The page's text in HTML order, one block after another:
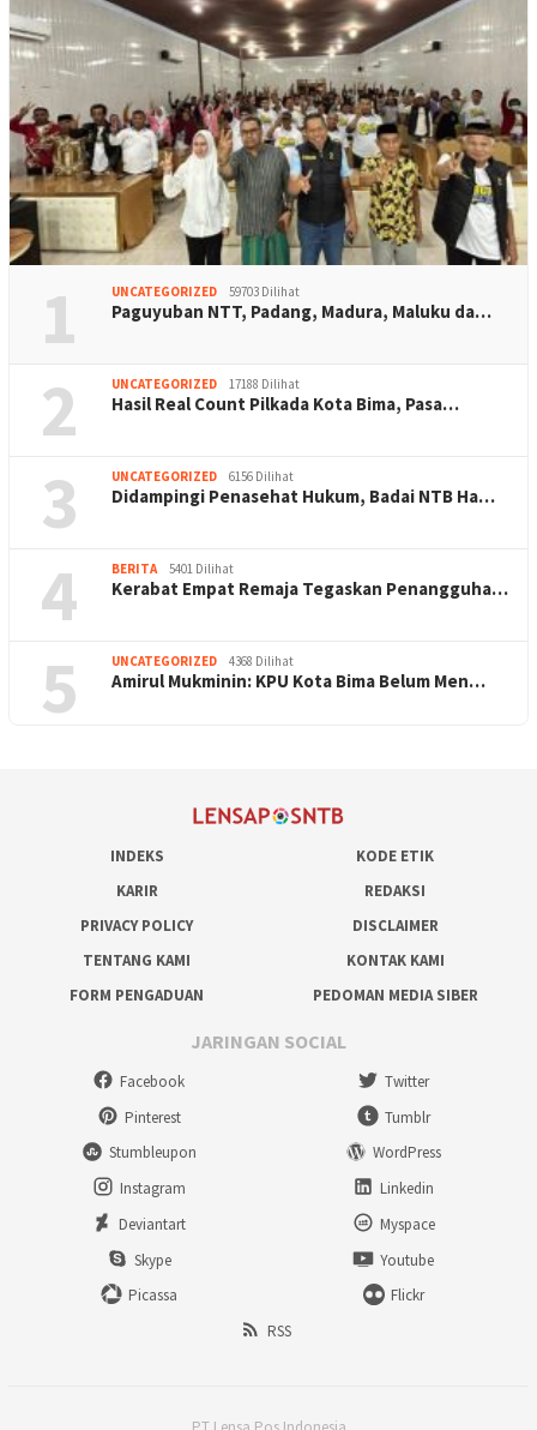
1 UNCATEGORIZED 59703 Dilihat
Paguyuban NTT, Padang, Madura, Maluku da…
2 UNCATEGORIZED 17188 Dilihat
Hasil Real Count Pilkada Kota Bima, Pasa…
3 UNCATEGORIZED 6156 Dilihat
Didampingi Penasehat Hukum, Badai NTB Ha…
4 BERITA 5401 Dilihat
Kerabat Empat Remaja Tegaskan Penangguha…
5 UNCATEGORIZED 4368 Dilihat
Amirul Mukminin: KPU Kota Bima Belum Men…
INDEKS
KODE ETIK
KARIR
REDAKSI
PRIVACY POLICY
DISCLAIMER
TENTANG KAMI
KONTAK KAMI
FORM PENGADUAN
PEDOMAN MEDIA SIBER
JARINGAN SOCIAL
Facebook
Twitter
Pinterest
Tumblr
Stumbleupon
WordPress
Instagram
Linkedin
Deviantart
Myspace
Skype
Youtube
Picassa
Flickr
RSS